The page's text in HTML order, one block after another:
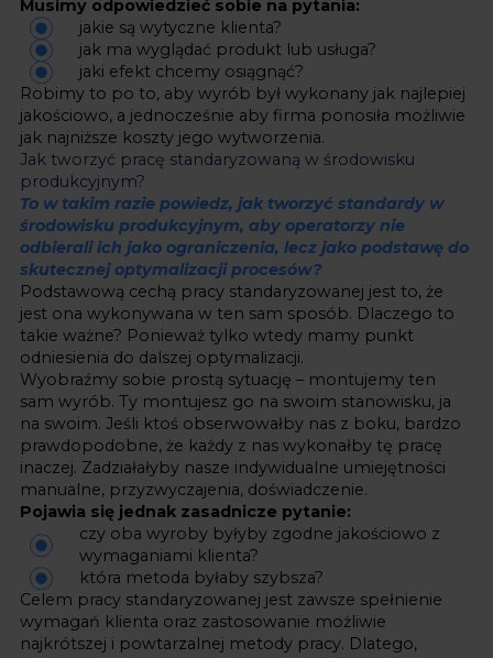
Musimy odpowiedzieć sobie na pytania:
jakie są wytyczne klienta?
jak ma wyglądać produkt lub usługa?
jaki efekt chcemy osiągnąć?
Robimy to po to, aby wyrób był wykonany jak najlepiej
jakościowo, a jednocześnie aby firma ponosiła możliwie
jak najniższe koszty jego wytworzenia.
Jak tworzyć pracę standaryzowaną w środowisku
produkcyjnym?
To w takim razie powiedz, jak tworzyć standardy w
środowisku produkcyjnym, aby operatorzy nie
odbierali ich jako ograniczenia, lecz jako podstawę do
skutecznej optymalizacji procesów?
Podstawową cechą pracy standaryzowanej jest to, że
jest ona wykonywana w ten sam sposób. Dlaczego to
takie ważne? Ponieważ tylko wtedy mamy punkt
odniesienia do dalszej optymalizacji.
Wyobraźmy sobie prostą sytuację – montujemy ten
sam wyrób. Ty montujesz go na swoim stanowisku, ja
na swoim. Jeśli ktoś obserwowałby nas z boku, bardzo
prawdopodobne, że każdy z nas wykonałby tę pracę
inaczej. Zadziałałyby nasze indywidualne umiejętności
manualne, przyzwyczajenia, doświadczenie.
Pojawia się jednak zasadnicze pytanie:
czy oba wyroby byłyby zgodne jakościowo z
wymaganiami klienta?
która metoda byłaby szybsza?
Celem pracy standaryzowanej jest zawsze spełnienie
wymagań klienta oraz zastosowanie możliwie
najkrótszej i powtarzalnej metody pracy. Dlatego,